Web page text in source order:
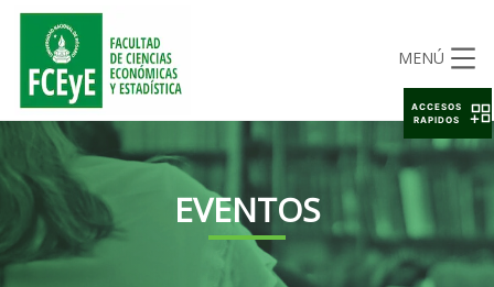
MENÚ
EVENTOS
ACCESOS
RAPIDOS